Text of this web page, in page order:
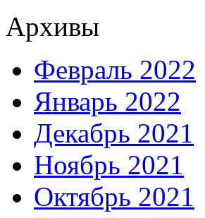
Архивы
Февраль 2022
Январь 2022
Декабрь 2021
Ноябрь 2021
Октябрь 2021